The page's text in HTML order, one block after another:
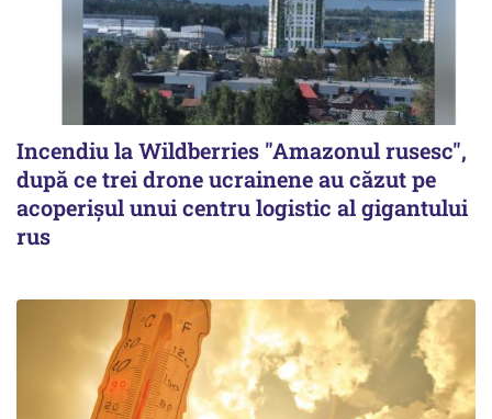
Incendiu la Wildberries "Amazonul rusesc",
după ce trei drone ucrainene au căzut pe
acoperişul unui centru logistic al gigantului
rus